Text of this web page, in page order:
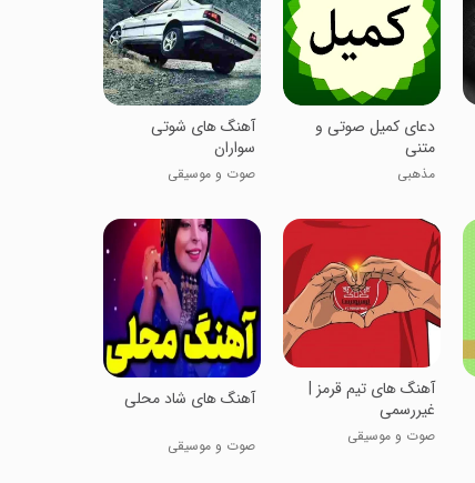
دعای کمیل صوتی و
متنی
مذهبی
آهنگ های شوتی
سواران
صوت و موسیقی
آهنگ های تیم قرمز |
غیررسمی
صوت و موسیقی
آهنگ های شاد محلی
صوت و موسیقی